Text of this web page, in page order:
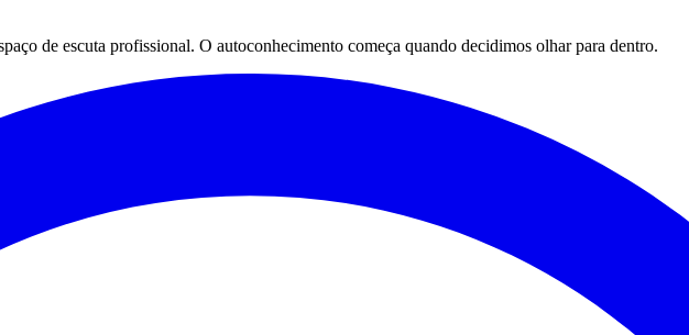
de escuta profissional. O autoconhecimento começa quando decidimos olhar para dentro.